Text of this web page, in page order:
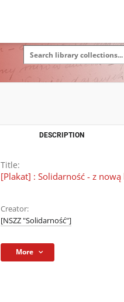
DESCRIPTION
Title:
[Plakat] : Solidarność - z
Creator:
[NSZZ "Solidarność"]
More